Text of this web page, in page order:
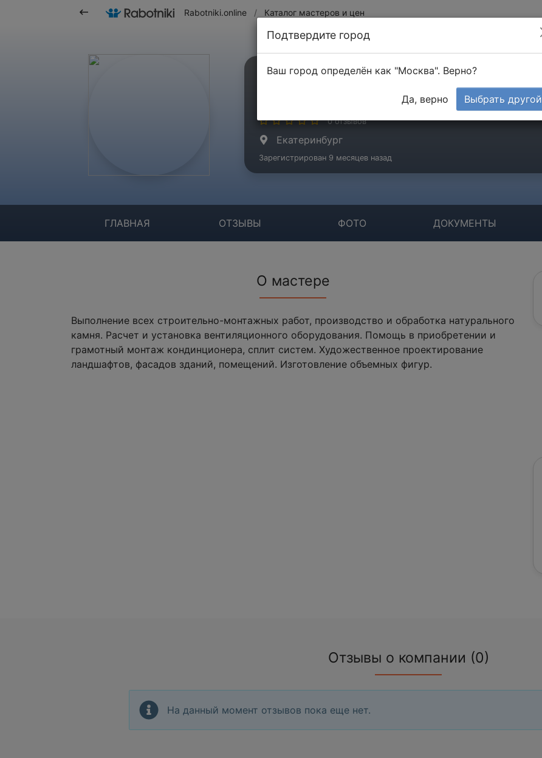
Rabotniki.online / Каталог мастеров и цен
ООО "ИТС"
0 отзывов
Екатеринбург
Зарегистрирован 9 месяцев назад
ГЛАВНАЯ ОТЗЫВЫ ФОТО ДОКУМЕНТЫ
О мастере
Выполнение всех строительно-монтажных работ, производство и обработка натурального
камня. Расчет и установка вентиляционного оборудования. Помощь в приобретении и
грамотный монтаж кондинционера, сплит систем. Художественное проектирование
ландшафтов, фасадов зданий, помещений. Изготовление объемных фигур.
Отзывы о компании (0)
На данный момент отзывов пока еще нет.
Подтвердите город
Ваш город определён как "Москва". Верно?
Да, верно Выбрать другой